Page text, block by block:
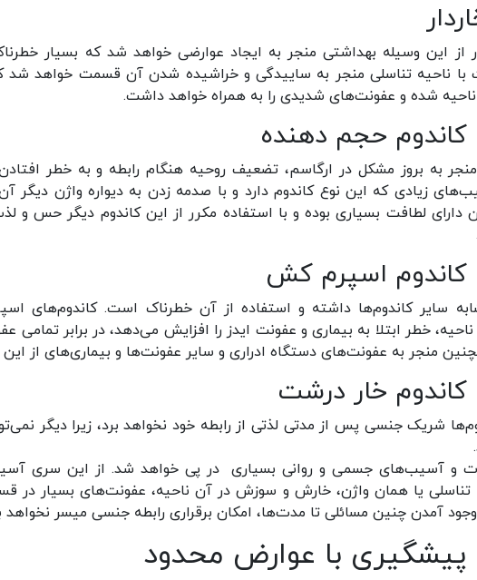
از این وسیله بهداشتی منجر به ایجاد عوارضی خواهد شد که بسیار
ناحیه تناسلی منجر به ساییدگی و خراشیده شدن آن قسمت خواهد شد
شده و عفونت‌های شدیدی را به همراه خواهد داشت.
حجم دهنده
منجر به بروز مشکل در ارگاسم، تضعیف روحیه هنگام رابطه و به خطر
زیادی که این نوع کاندوم دارد و با صدمه زدن به دیواره واژن دیگر
دارای لطافت بسیاری بوده و با استفاده مکرر از این کاندوم دیگر حس و
اسپرم کش
سایر کاندوم‌ها داشته و استفاده از آن خطرناک است. کاندوم‌های
خطر ابتلا به بیماری و عفونت ایدز را افزایش می‌دهد، در برابر تمامی
منجر به عفونت‌های دستگاه ادراری و سایر عفونت‌ها و بیماری‌های از
خار درشت
شریک جنسی پس از مدتی لذتی از رابطه خود نخواهد برد، زیرا دیگر
و آسیب‌های جسمی و روانی بسیاری در پی خواهد شد. از این سری
تناسلی یا همان واژن، خارش و سوزش در آن ناحیه، عفونت‌های بسیار در
آمدن چنین مسائلی تا مدت‌ها، امکان برقراری رابطه جنسی میسر نخواهد
پیشگیری با عوارض محدود